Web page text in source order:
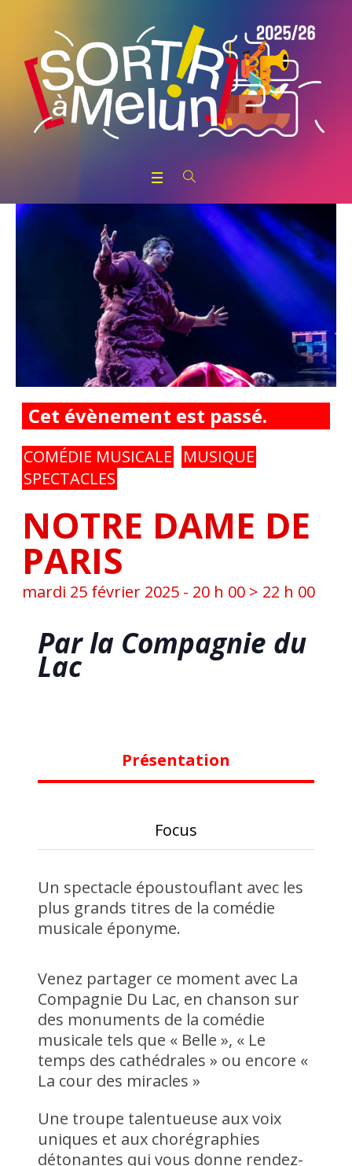
Cet évènement est passé.
COMÉDIE MUSICALE
MUSIQUE
SPECTACLES
NOTRE DAME DE
PARIS
mardi 25 février 2025 - 20 h 00 > 22 h 00
Par la Compagnie du
Lac
Présentation
Focus
Un spectacle époustouflant avec les
plus grands titres de la comédie
musicale éponyme.
Venez partager ce moment avec La
Compagnie Du Lac, en chanson sur
des monuments de la comédie
musicale tels que « Belle », « Le
temps des cathédrales » ou encore «
La cour des miracles »
Une troupe talentueuse aux voix
uniques et aux chorégraphies
détonantes qui vous donne rendez-